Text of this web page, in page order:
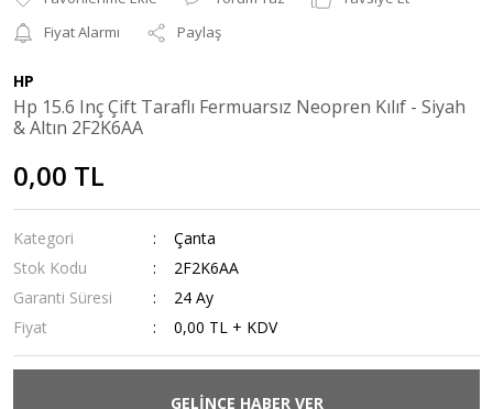
Fiyat Alarmı
Paylaş
HP
Hp 15.6 Inç Çift Taraflı Fermuarsız Neopren Kılıf - Siyah
& Altın 2F2K6AA
0,00 TL
Kategori
Çanta
Stok Kodu
2F2K6AA
Garanti Süresi
24 Ay
Fiyat
0,00 TL + KDV
GELİNCE HABER VER